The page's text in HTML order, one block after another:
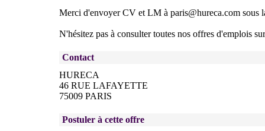
Merci d'envoyer CV et LM à paris@hureca.com
N'hésitez pas à consulter toutes nos offres d'emplois
Contact
HURECA
46 RUE LAFAYETTE
75009 PARIS
Postuler à cette offre